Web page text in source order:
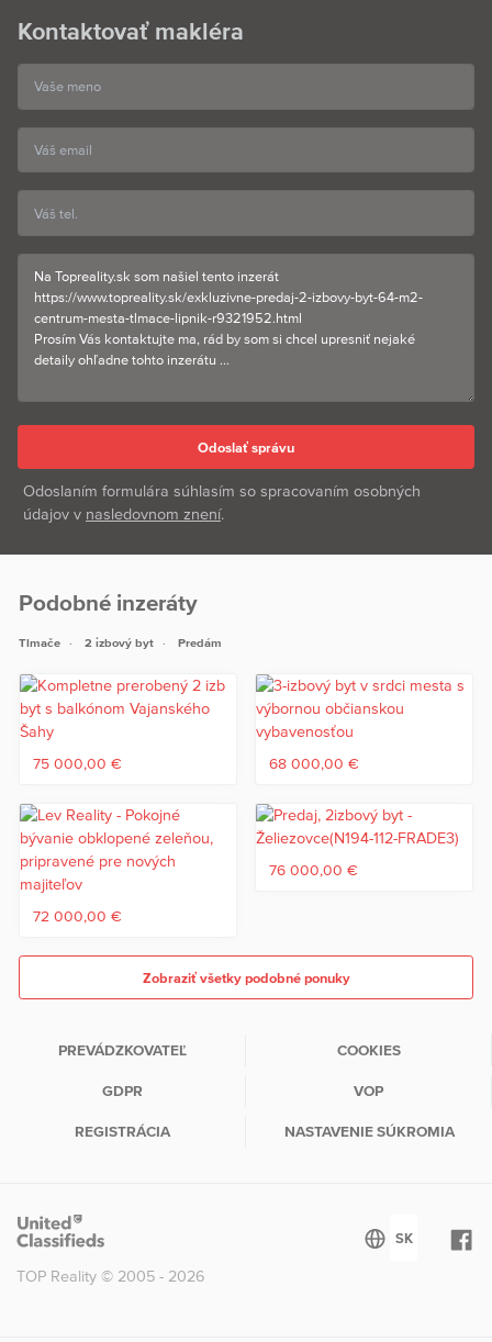
Kontaktovať makléra
Odoslaním formulára súhlasím so spracovaním osobných
údajov v nasledovnom znení.
Podobné inzeráty
Tlmače 2 izbový byt Predám
75 000,00 € 68 000,00 €
72 000,00 €
76 000,00 €
Zobraziť všetky podobné ponuky
PREVÁDZKOVATEĽ COOKIES
GDPR VOP
REGISTRÁCIA NASTAVENIE SÚKROMIA
TOP Reality © 2005 - 2026